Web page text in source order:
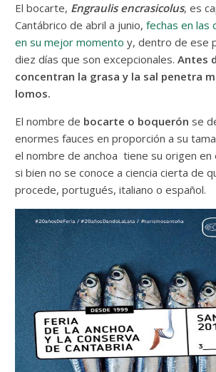
El bocarte, Engraulis encrasicolus, es
Cantábrico de abril a junio,fechas en las
en su mejor momento y, dentro de ese
diez días que son excepcionales.Antes
concentran la grasa y la sal penetra
lomos.
El nombre de bocarte o boquerón se
enormes fauces en proporción a su
el nombre de anchoa tiene su origen
si bien no se conoce a ciencia cierta de
procede, portugués, italiano o español.